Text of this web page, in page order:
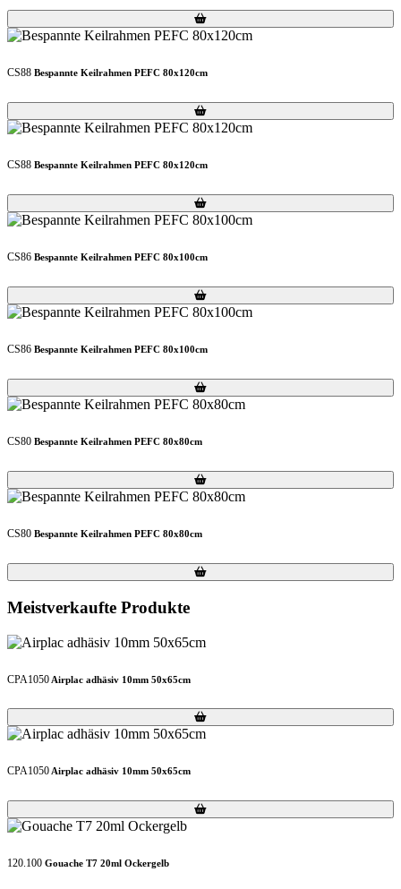
Loading...
Loading...
CS88 Bespannte Keilrahmen PEFC 80x120cm
Loading...
Loading...
CS88 Bespannte Keilrahmen PEFC 80x120cm
Loading...
Loading...
CS86 Bespannte Keilrahmen PEFC 80x100cm
Loading...
Loading...
CS86 Bespannte Keilrahmen PEFC 80x100cm
Loading...
Loading...
CS80 Bespannte Keilrahmen PEFC 80x80cm
Loading...
Loading...
CS80 Bespannte Keilrahmen PEFC 80x80cm
Loading...
Loading...
Meistverkaufte Produkte
CPA1050 Airplac adhäsiv 10mm 50x65cm
Loading...
Loading...
CPA1050Airplac adhäsiv 10mm 50x65cm
Loading...
Loading...
120.100 Gouache T7 20ml Ockergelb